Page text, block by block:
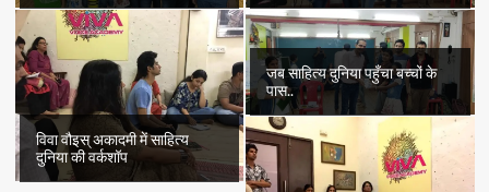
विवा वौइस् अकादमी में साहित्य
दुनिया की वर्कशॉप
जब साहित्य दुनिया पहुँचा बच्चों के
पास..